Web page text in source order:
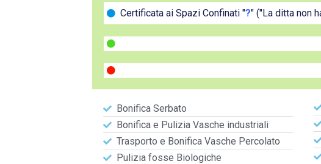
Certificata ai Spazi Confinati "?" ("La ditta non
Bonifica Serbato
Bonifica e Pulizia Vasche industriali
Trasporto e Bonifica Vasche Percolato
Pulizia fosse Biologiche